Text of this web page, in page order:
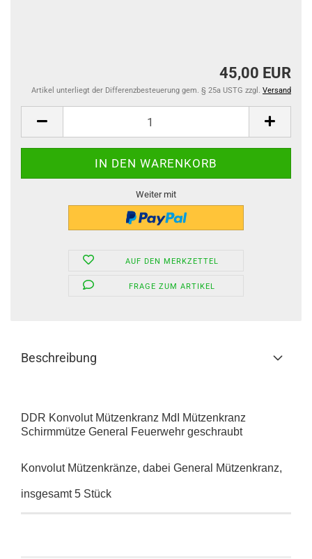
45,00 EUR
Artikel unterliegt der Differenzbesteuerung gem. § 25a USTG zzgl. Versand
Weiter mit
AUF DEN MERKZETTEL
FRAGE ZUM ARTIKEL
Beschreibung
DDR Konvolut Mützenkranz MdI Mützenkranz
Schirmmütze General Feuerwehr geschraubt
Konvolut Mützenkränze, dabei General Mützenkranz,
insgesamt 5 Stück